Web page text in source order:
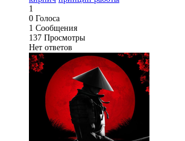
1
0 Голоса
1 Сообщения
137 Просмотры
Нет ответов